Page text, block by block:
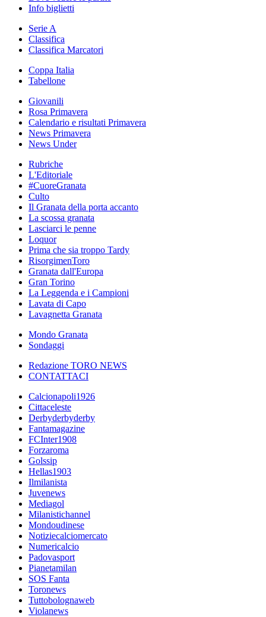
Info biglietti
Serie A
Classifica
Classifica Marcatori
Coppa Italia
Tabellone
Giovanili
Rosa Primavera
Calendario e risultati Primavera
News Primavera
News Under
Rubriche
L'Editoriale
#CuoreGranata
Culto
Il Granata della porta accanto
La scossa granata
Lasciarci le penne
Loquor
Prima che sia troppo Tardy
RisorgimenToro
Granata dall'Europa
Gran Torino
La Leggenda e i Campioni
Lavata di Capo
Lavagnetta Granata
Mondo Granata
Sondaggi
Redazione TORO NEWS
CONTATTACI
Calcionapoli1926
Cittaceleste
Derbyderbyderby
Fantamagazine
FCInter1908
Forzaroma
Golssip
Hellas1903
Ilmilanista
Juvenews
Mediagol
Milanistichannel
Mondoudinese
Notiziecalciomercato
Numericalcio
Padovasport
Pianetamilan
SOS Fanta
Toronews
Tuttobolognaweb
Violanews